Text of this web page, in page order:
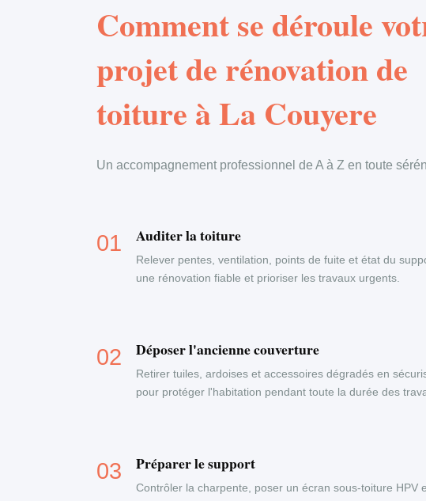
Comment se déroule
projet de rénovation de
toiture à La Couyere
Un accompagnement professionnel de A à Z en toute
Auditer la toiture
Relever pentes, ventilation, points de fuite et état du
une rénovation fiable et prioriser les travaux urgents.
Déposer l'ancienne couverture
Retirer tuiles, ardoises et accessoires dégradés en
pour protéger l'habitation pendant toute la durée des
Préparer le support
Contrôler la charpente, poser un écran sous-toiture HPV